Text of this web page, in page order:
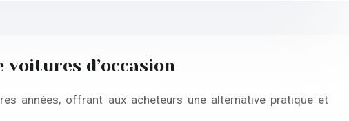
d’occasion
années, offrant aux acheteurs une alternative pratique et